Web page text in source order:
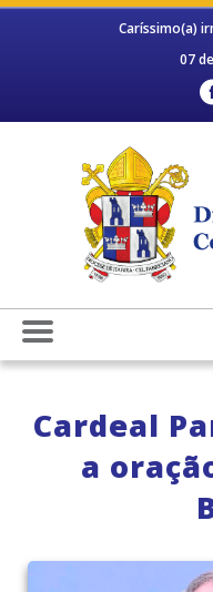
Caríssimo(a)
07
Cardeal
a